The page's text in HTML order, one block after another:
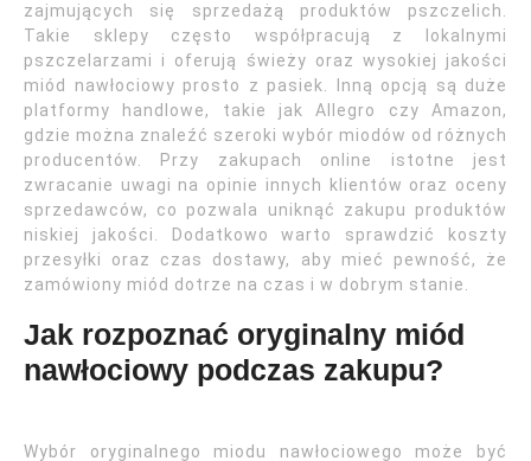
zajmujących się sprzedażą produktów pszczelich.
Takie sklepy często współpracują z lokalnymi
pszczelarzami i oferują świeży oraz wysokiej jakości
miód nawłociowy prosto z pasiek. Inną opcją są duże
platformy handlowe, takie jak Allegro czy Amazon,
gdzie można znaleźć szeroki wybór miodów od różnych
producentów. Przy zakupach online istotne jest
zwracanie uwagi na opinie innych klientów oraz oceny
sprzedawców, co pozwala uniknąć zakupu produktów
niskiej jakości. Dodatkowo warto sprawdzić koszty
przesyłki oraz czas dostawy, aby mieć pewność, że
zamówiony miód dotrze na czas i w dobrym stanie.
Jak rozpoznać oryginalny miód
nawłociowy podczas zakupu?
Wybór oryginalnego miodu nawłociowego może być